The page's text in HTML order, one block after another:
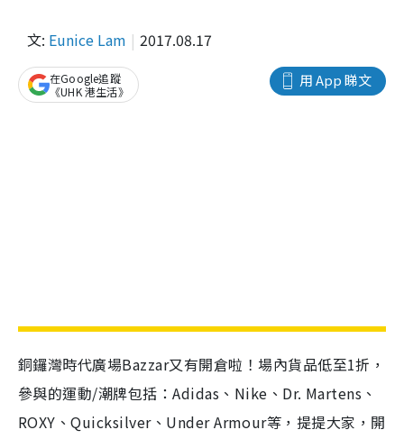
文: Eunice Lam 2017.08.17
用 App 睇文
在Google追蹤
《UHK 港生活》
銅鑼灣時代廣場Bazzar又有開倉啦！場內貨品低至1折，
參與的運動/潮牌包括：Adidas、Nike、Dr. Martens、
ROXY、Quicksilver、Under Armour等，提提大家，開